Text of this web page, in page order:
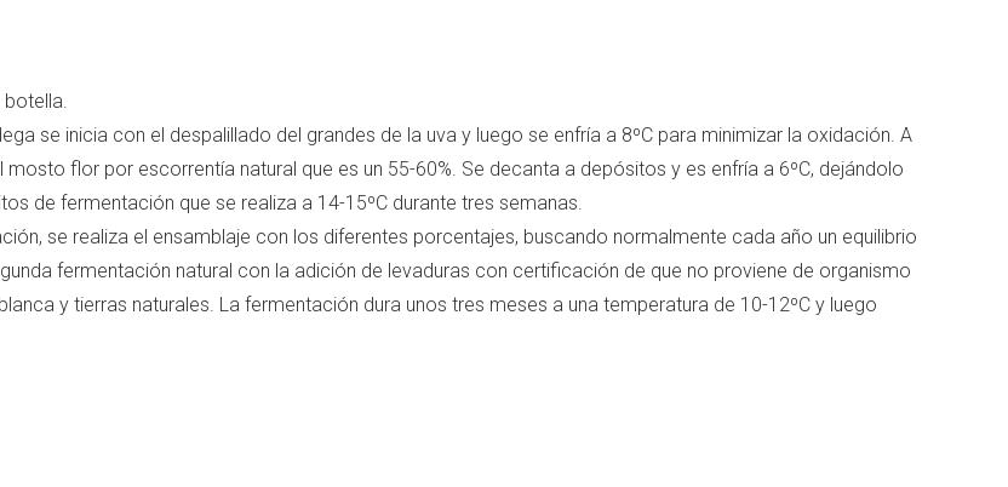
se inicia con el despalillado del grandes de la uva y luego se enfría a 8ºC para minimizar la oxidación. A
flor por escorrentía natural que es un 55-60%. Se decanta a depósitos y es enfría a 6ºC, dejándolo
de fermentación que se realiza a 14-15ºC durante tres semanas.
se realiza el ensamblaje con los diferentes porcentajes, buscando normalmente cada año un equilibrio
fermentación natural con la adición de levaduras con certificación de que no proviene de organismo
y tierras naturales. La fermentación dura unos tres meses a una temperatura de 10-12ºC y luego